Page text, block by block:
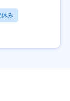
休み